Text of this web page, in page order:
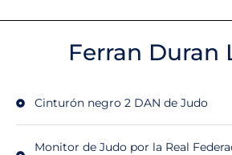
Ferran Duran
Cinturón negro 2 DAN de Judo
Monitor de Judo por la Real